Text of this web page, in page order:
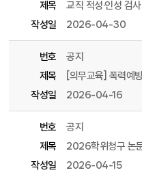
제목
교직 적성·인성 검사
작성일
2026-04-30
번호
공지
제목
[의무교육] 폭력예
작성일
2026-04-16
번호
공지
제목
2026학위청구 논
작성일
2026-04-15